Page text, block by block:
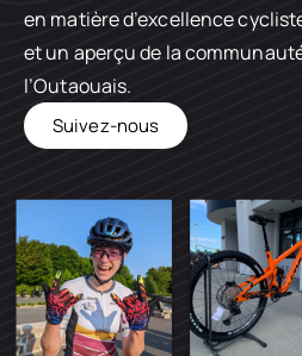
en matière d’excellence
et un aperçu de la
l’Outaouais.
Suivez-nous